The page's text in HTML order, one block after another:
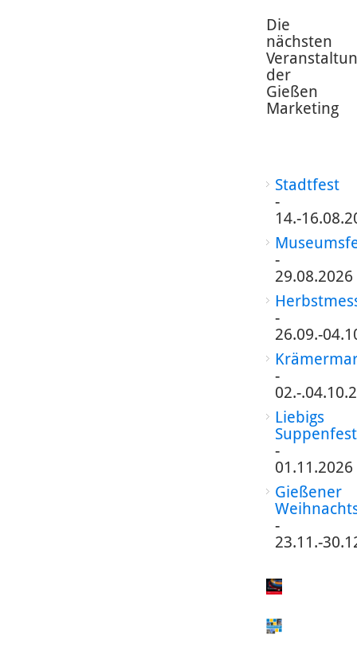
Die
nächsten
der
Gießen
Marketing
Stadtfest
-
14.-
-
29.08.2026
-
26.09.-
-
02.-
Liebigs
Suppenfest
-
01.11.2026
Gießener
-
23.11.-